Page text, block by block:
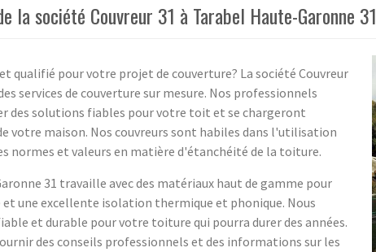
la société Couvreur 31 à Tarabel Haute-Garonne 31
qualifié pour votre projet de couverture? La société Couvreur
services de couverture sur mesure. Nos professionnels
des solutions fiables pour votre toit et se chargeront
votre maison. Nos couvreurs sont habiles dans l'utilisation
normes et valeurs en matière d'étanchéité de la toiture.
31 travaille avec des matériaux haut de gamme pour
une excellente isolation thermique et phonique. Nous
et durable pour votre toiture qui pourra durer des années.
des conseils professionnels et des informations sur les